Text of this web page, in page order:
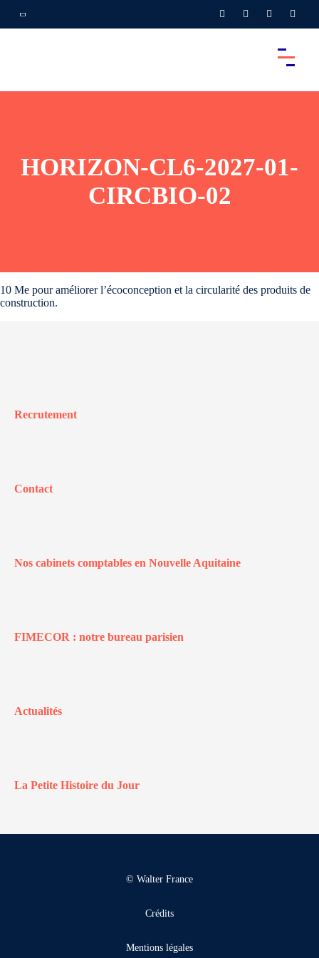
HORIZON-CL6-2027-01-
CIRCBIO-02
10 Me pour améliorer l’écoconception et la circularité des produits de
construction.
Recrutement
Contact
Nos cabinets comptables en Nouvelle Aquitaine
FIMECOR : notre bureau parisien
Actualités
La Petite Histoire du Jour
© Walter France
Crédits
Mentions légales